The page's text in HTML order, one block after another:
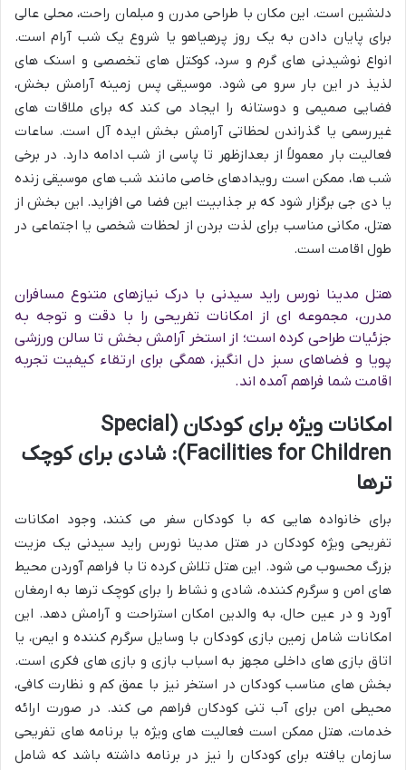
دلنشین است. این مکان با طراحی مدرن و مبلمان راحت، محلی عالی
برای پایان دادن به یک روز پرهیاهو یا شروع یک شب آرام است.
انواع نوشیدنی های گرم و سرد، کوکتل های تخصصی و اسنک های
لذیذ در این بار سرو می شود. موسیقی پس زمینه آرامش بخش،
فضایی صمیمی و دوستانه را ایجاد می کند که برای ملاقات های
غیررسمی یا گذراندن لحظاتی آرامش بخش ایده آل است. ساعات
فعالیت بار معمولاً از بعدازظهر تا پاسی از شب ادامه دارد. در برخی
شب ها، ممکن است رویدادهای خاصی مانند شب های موسیقی زنده
یا دی جی برگزار شود که بر جذابیت این فضا می افزاید. این بخش از
هتل، مکانی مناسب برای لذت بردن از لحظات شخصی یا اجتماعی در
طول اقامت است.
هتل مدینا نورس راید سیدنی با درک نیازهای متنوع مسافران
مدرن، مجموعه ای از امکانات تفریحی را با دقت و توجه به
جزئیات طراحی کرده است؛ از استخر آرامش بخش تا سالن ورزشی
پویا و فضاهای سبز دل انگیز، همگی برای ارتقاء کیفیت تجربه
اقامت شما فراهم آمده اند.
امکانات ویژه برای کودکان (Special
Facilities for Children): شادی برای کوچک
ترها
برای خانواده هایی که با کودکان سفر می کنند، وجود امکانات
تفریحی ویژه کودکان در هتل مدینا نورس راید سیدنی یک مزیت
بزرگ محسوب می شود. این هتل تلاش کرده تا با فراهم آوردن محیط
های امن و سرگرم کننده، شادی و نشاط را برای کوچک ترها به ارمغان
آورد و در عین حال، به والدین امکان استراحت و آرامش دهد. این
امکانات شامل زمین بازی کودکان با وسایل سرگرم کننده و ایمن، یا
اتاق بازی های داخلی مجهز به اسباب بازی و بازی های فکری است.
بخش های مناسب کودکان در استخر نیز با عمق کم و نظارت کافی،
محیطی امن برای آب تنی کودکان فراهم می کند. در صورت ارائه
خدمات، هتل ممکن است فعالیت های ویژه یا برنامه های تفریحی
سازمان یافته برای کودکان را نیز در برنامه داشته باشد که شامل